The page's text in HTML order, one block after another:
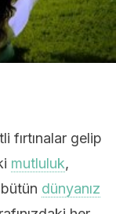
fırtınalar gelip
mutluluk,
dünyanız